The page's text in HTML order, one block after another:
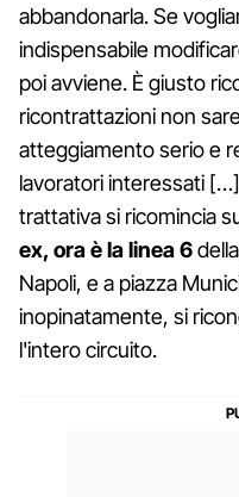
abbandonarla. Se
indispensabile
poi avviene. È giusto
ricontrattazioni non
atteggiamento serio e
lavoratori interessati
trattativa si ricomincia
ex, ora è la linea 6
Napoli, e a piazza
inopinatamente, si
l'intero circuito.